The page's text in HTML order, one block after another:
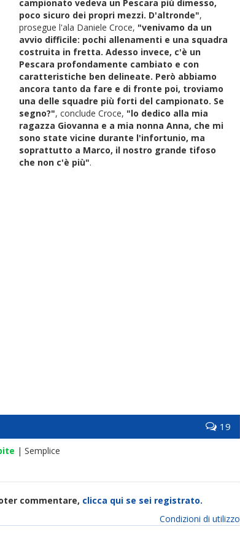
campionato vedeva un Pescara più dimesso,
poco sicuro dei propri mezzi. D'altronde",
prosegue l'ala Daniele Croce, "venivamo da un
avvio difficile: pochi allenamenti e una squadra
costruita in fretta. Adesso invece, c'è un
Pescara profondamente cambiato e con
caratteristiche ben delineate. Però abbiamo
ancora tanto da fare e di fronte poi, troviamo
una delle squadre più forti del campionato. Se
segno?", conclude Croce, "lo dedico alla mia
ragazza Giovanna e a mia nonna Anna, che mi
sono state vicine durante l'infortunio, ma
soprattutto a Marco, il nostro grande tifoso
che non c'è più".
19
| Semplice
commentare, clicca qui se sei registrato.
Condizioni di utilizzo